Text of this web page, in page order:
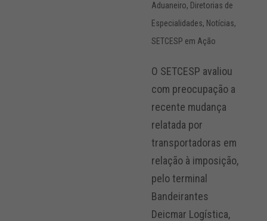
Aduaneiro, Diretorias de
Especialidades, Notícias,
SETCESP em Ação
O SETCESP avaliou
com preocupação a
recente mudança
relatada por
transportadoras em
relação à imposição,
pelo terminal
Bandeirantes
Deicmar Logística,